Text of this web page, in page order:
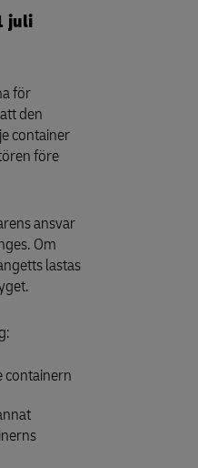
juli
för
den
container
före
ansvar
Om
lastas
containern